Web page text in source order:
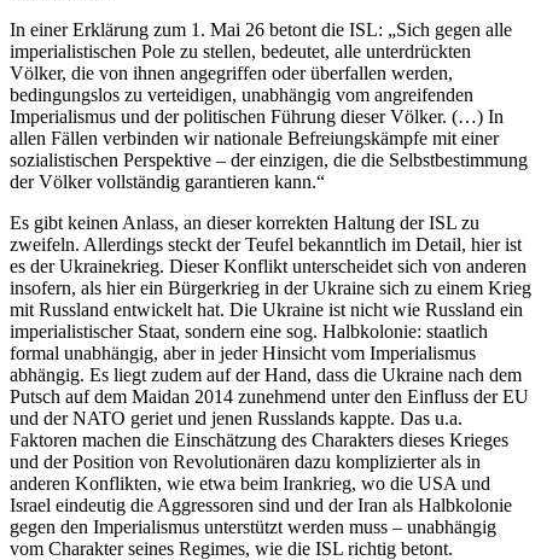
In einer Erklärung zum 1. Mai 26 betont die ISL: „Sich gegen alle
imperialistischen Pole zu stellen, bedeutet, alle unterdrückten
Völker, die von ihnen angegriffen oder überfallen werden,
bedingungslos zu verteidigen, unabhängig vom angreifenden
Imperialismus und der politischen Führung dieser Völker. (…) In
allen Fällen verbinden wir nationale Befreiungskämpfe mit einer
sozialistischen Perspektive – der einzigen, die die Selbstbestimmung
der Völker vollständig garantieren kann.“
Es gibt keinen Anlass, an dieser korrekten Haltung der ISL zu
zweifeln. Allerdings steckt der Teufel bekanntlich im Detail, hier ist
es der Ukrainekrieg. Dieser Konflikt unterscheidet sich von anderen
insofern, als hier ein Bürgerkrieg in der Ukraine sich zu einem Krieg
mit Russland entwickelt hat. Die Ukraine ist nicht wie Russland ein
imperialistischer Staat, sondern eine sog. Halbkolonie: staatlich
formal unabhängig, aber in jeder Hinsicht vom Imperialismus
abhängig. Es liegt zudem auf der Hand, dass die Ukraine nach dem
Putsch auf dem Maidan 2014 zunehmend unter den Einfluss der EU
und der NATO geriet und jenen Russlands kappte. Das u.a.
Faktoren machen die Einschätzung des Charakters dieses Krieges
und der Position von Revolutionären dazu komplizierter als in
anderen Konflikten, wie etwa beim Irankrieg, wo die USA und
Israel eindeutig die Aggressoren sind und der Iran als Halbkolonie
gegen den Imperialismus unterstützt werden muss – unabhängig
vom Charakter seines Regimes, wie die ISL richtig betont.